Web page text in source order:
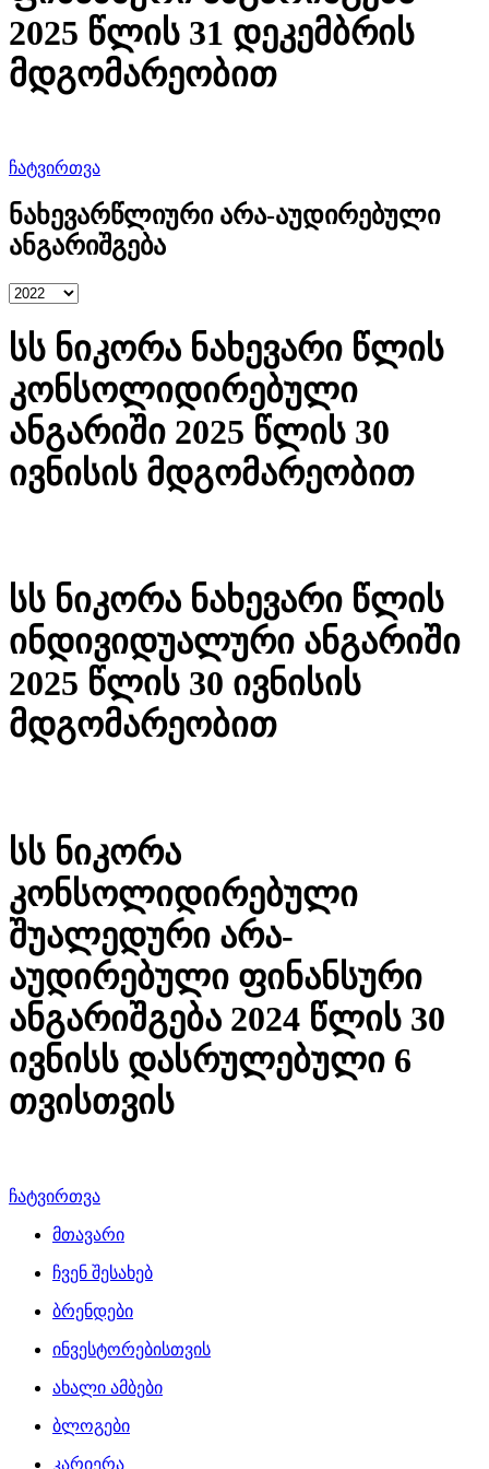
2025 წლის 31 დეკემბრის
მდგომარეობით
ჩატვირთვა
ნახევარწლიური არა-აუდირებული
ანგარიშგება
სს ნიკორა ნახევარი წლის
კონსოლიდირებული
ანგარიში 2025 წლის 30
ივნისის მდგომარეობით
სს ნიკორა ნახევარი წლის
ინდივიდუალური ანგარიში
2025 წლის 30 ივნისის
მდგომარეობით
სს ნიკორა
კონსოლიდირებული
შუალედური არა-
აუდირებული ფინანსური
ანგარიშგება 2024 წლის 30
ივნისს დასრულებული 6
თვისთვის
ჩატვირთვა
მთავარი
ჩვენ შესახებ
ბრენდები
ინვესტორებისთვის
ახალი ამბები
ბლოგები
კარიერა